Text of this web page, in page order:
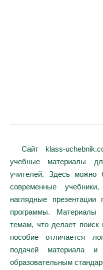
Сайт klass-
учебные материалы
учителей. Здесь можно
современные
наглядные
программы.
темам, что делает
пособие отличается
подачей материала и
образовательным